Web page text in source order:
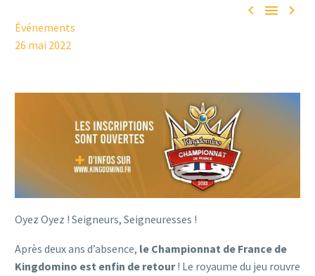
  
Événements
26 mai 2022
Oyez Oyez ! Seigneurs, Seigneuresses !
Après deux ans d’absence, le Championnat de France de
Kingdomino est enfin de retour! Le royaume du jeu rouvre